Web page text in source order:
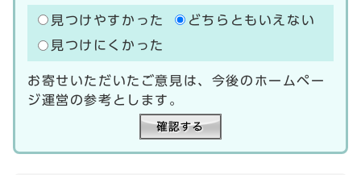
見つけやすかった
どちらともいえない
見つけにくかった
お寄せいただいたご意見は、今後のホームペー
ジ運営の参考とします。